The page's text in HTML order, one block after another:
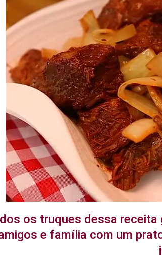
os truques dessa receita
e família com um